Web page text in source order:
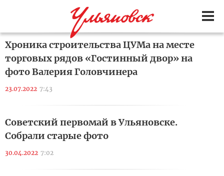
Хроника строительства ЦУМа на месте
торговых рядов «Гостинный двор» на
фото Валерия Головчинера
23.07.2022 7:43
Советский первомай в Ульяновске.
Собрали старые фото
30.04.2022 7:02